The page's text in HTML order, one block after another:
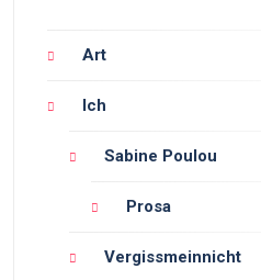
Art
Ich
Sabine Poulou
Prosa
Vergissmeinnicht